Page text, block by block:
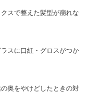
スで整えた髪型が崩れな
スに口紅・グロスがつか
奥をやけどしたときの対